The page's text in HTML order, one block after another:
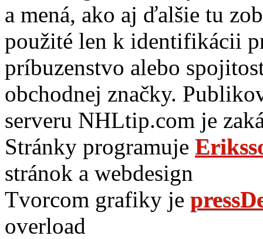
a mená, ako aj ďalšie tu
použité len k identifikácii
príbuzenstvo alebo
obchodnej značky.
serveru NHLtip.com je
Stránky programuje
stránok a webdesign
Tvorcom grafiky je
overload